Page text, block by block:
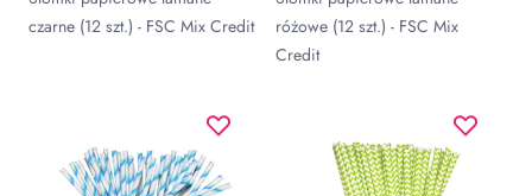
czarne (12 szt.) - FSC Mix Credit
różowe (12 szt.) - FSC Mix
Credit